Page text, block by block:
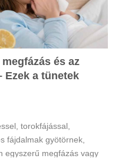
és az
Ezek a tünetek
torokfájással,
fájdalmak gyötörnek,
egyszerű megfázás vagy